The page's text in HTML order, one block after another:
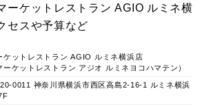
ーケットレストラン AGIO ルミネ横
セスや予算など
ケットレストラン AGIO ルミネ横浜店
ーケットレストラン アジオ ルミネヨコハマテン）
0011 神奈川県横浜市西区高島2-16-1 ルミネ横浜